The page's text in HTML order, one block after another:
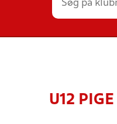
U12